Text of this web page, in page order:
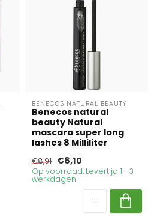
BENECOS NATURAL BEAUTY
Benecos natural
beauty Natural
mascara super long
lashes 8 Milliliter
€8,91 €8,10
Op voorraad. Levertijd 1 - 3
werkdagen